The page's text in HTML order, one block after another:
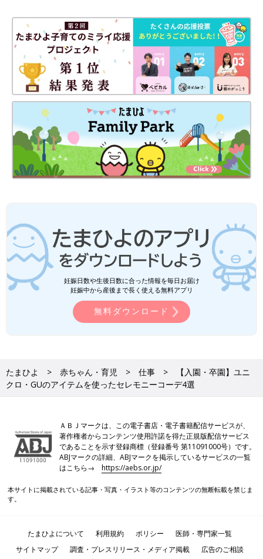
妊娠日数や生後日数に合った情報を毎日お届け
妊娠中から産後まで長く使える無料アプリ
無料ダウンロード
たまひよ 赤ちゃん・育児 仕事
【入園・卒園】ユニ
クロ・GUのアイテムを使ったセレモニーコーデ4選
ＡＢＪマークは、この電子書店・電子書籍配信サービスが、
著作権者からコンテンツ使用許諾を得た正規版配信サービス
であることを示す登録商標（登録番号 第11091000号）です。
ABJマークの詳細、ABJマークを掲示しているサービスの一覧
はこちら→https://aebs.or.jp/
本サイトに掲載されている記事・写真・イラスト等のコンテンツの無断転載を禁じま
す。
たまひよについて 利用規約 ポリシー
医師・専門家一覧
サイトマップ
調査・プレスリリース・メディア掲載 広告のご相談